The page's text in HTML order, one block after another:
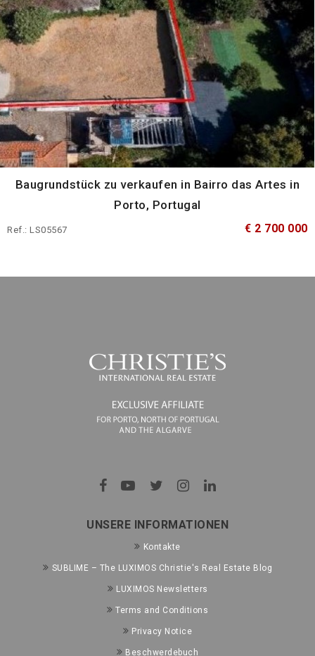
Baugrundstück zu verkaufen in Bairro das Artes in
Porto, Portugal
Ref.: LS05567 € 2 700 000
UNSERE INFORMATIONEN
Kontakte
SUBLIME – The LUXIMOS Christie's Real Estate Blog
LUXIMOS Newsletters
Terms and Conditions
Privacy Notice
Beschwerdebuch